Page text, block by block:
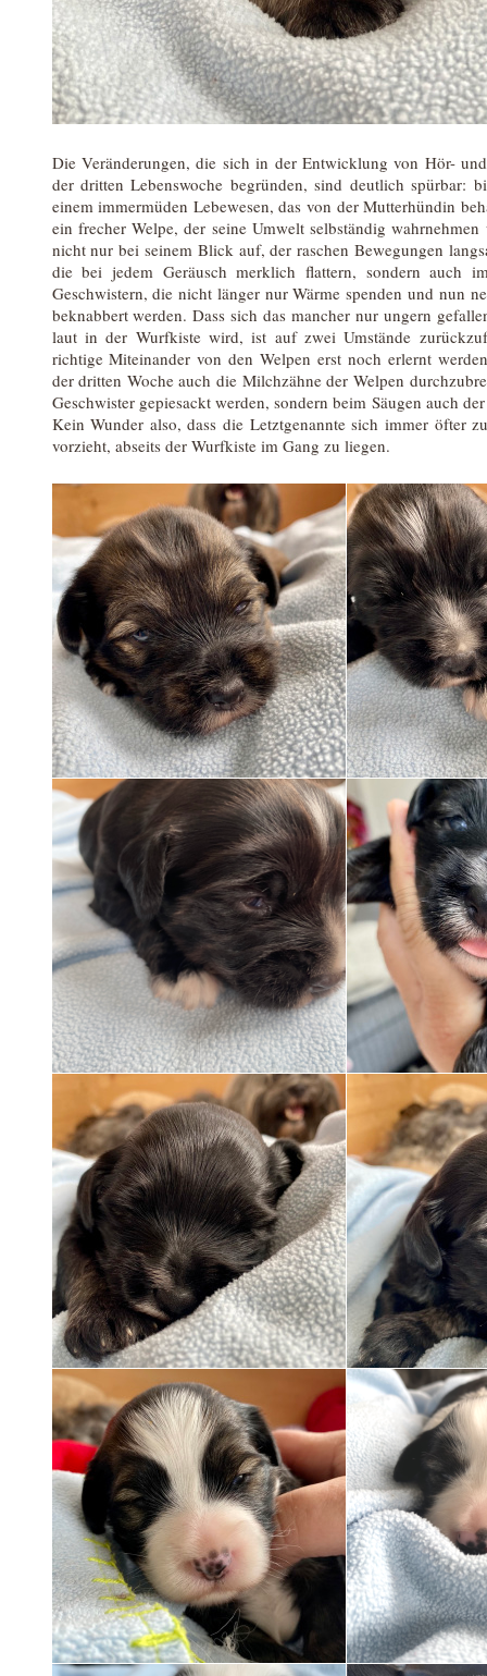
Die Veränderungen, die sich in der Entwicklung von Hör-
der dritten Lebenswoche begründen, sind deutlich spürbar:
einem immermüden Lebewesen, das von der Mutterhündin
ein frecher Welpe, der seine Umwelt selbständig
nicht nur bei seinem Blick auf, der raschen Bewegungen
die bei jedem Geräusch merklich flattern, sondern auch
Geschwistern, die nicht länger nur Wärme spenden und nun
beknabbert werden. Dass sich das mancher nur ungern
laut in der Wurfkiste wird, ist auf zwei Umstände
richtige Miteinander von den Welpen erst noch erlernt
der dritten Woche auch die Milchzähne der Welpen
Geschwister gepiesackt werden, sondern beim Säugen auch
Kein Wunder also, dass die Letztgenannte sich immer öfter
vorzieht, abseits der Wurfkiste im Gang zu liegen.